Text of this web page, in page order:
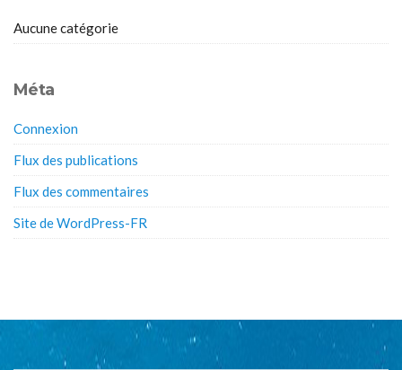
Aucune catégorie
Méta
Connexion
Flux des publications
Flux des commentaires
Site de WordPress-FR